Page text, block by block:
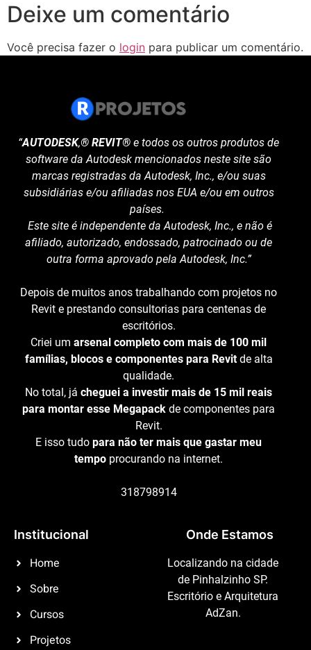
Deixe um comentário
Você precisa fazer o login para publicar um comentário.
“AUTODESK,® REVIT® e todos os outros produtos de
software da Autodesk mencionados neste site são
marcas registradas da Autodesk, Inc., e/ou suas
subsidiárias e/ou afiliadas nos EUA e/ou em outros
países.
Este site é independente da Autodesk, Inc., e não é
afiliado, autorizado, endossado, patrocinado ou de
outra forma aprovado pela Autodesk, Inc.”
Depois de muitos anos trabalhando com projetos no
Revit e prestando consultorias para centenas de
escritórios.
Criei um arsenal completo com mais de 100 mil
famílias, blocos e componentes para Revitde alta
qualidade.
No total, já cheguei a investir mais de 15 mil reais
para montar esse Megapack de componentes para
Revit.
E isso tudo para não ter mais que gastar meu
tempo procurando na internet.
318798914
Institucional
Home
Sobre
Cursos
Projetos
Onde Estamos
Localizando na cidade
de Pinhalzinho SP.
Escritório e Arquitetura
AdZan.